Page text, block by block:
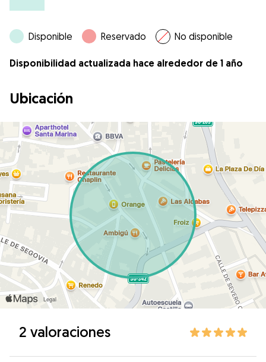
Disponible Reservado No disponible
Disponibilidad actualizada hace alrededor de 1 año
Ubicación
2 valoraciones